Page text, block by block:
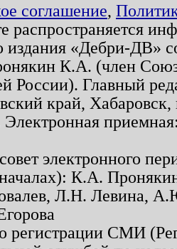
соглашение,
распространяется
издания «Дебри-ДВ»
К.А. (член
России). Главный
край,
Электронная
электронного
К.А.
Л.Н. Левина,
о регистрации СМИ